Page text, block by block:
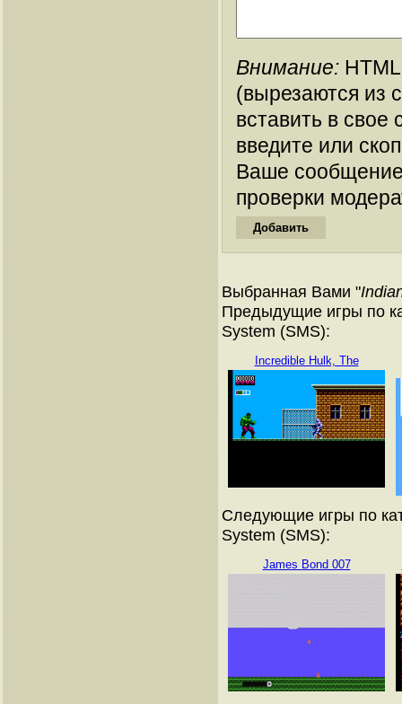
Внимание:
(вырезаются из
вставить в
введите или
Ваше
проверки
Выбранная Вами "
Предыдущие игры по
System (SMS):
Incredible Hulk, The
Следующие игры по
System (SMS):
James Bond 007